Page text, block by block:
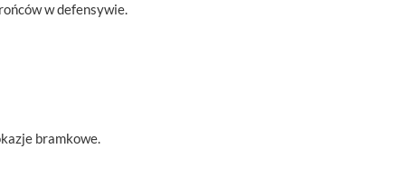
w defensywie.
bramkowe.